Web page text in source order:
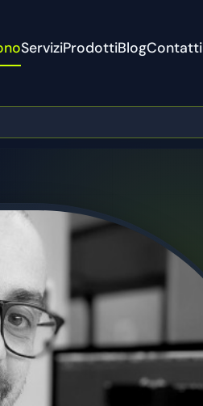
ServiziProdottiBlogContatti